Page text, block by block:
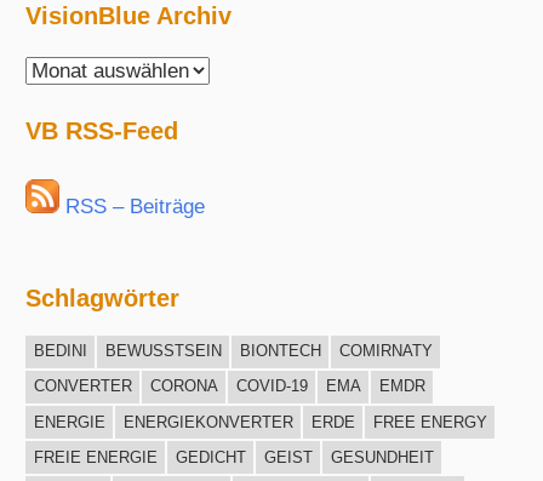
VisionBlue Archiv
VisionBlue
VB RSS-Feed
RSS – Beiträge
Schlagwörter
BEDINI BEWUSSTSEIN BIONTECH
COMIRNATY
CONVERTER
CORONA COVID-19 EMA
EMDR
ENERGIE
ENERGIEKONVERTER ERDE
FREE ENERGY
FREIE ENERGIE
GEDICHT GEIST
GESUNDHEIT